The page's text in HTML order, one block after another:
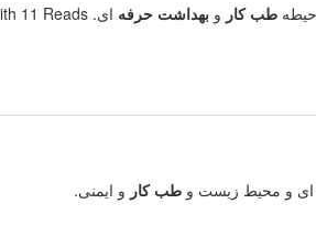
طب کار و بهداشت حرفه ‌ ای. Article (PDF Available) · March 2016 with 11 Reads.
ای و محیط زیست و طب کار و ایمنی.